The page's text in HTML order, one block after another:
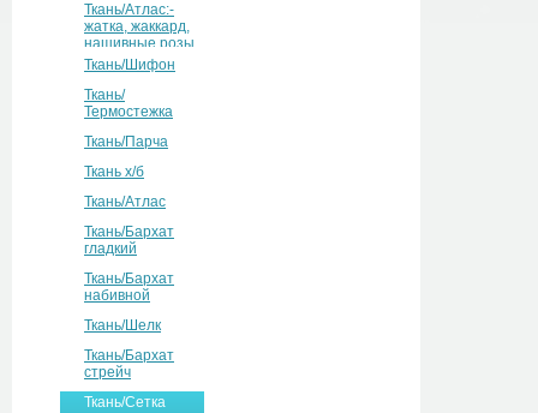
Ткань/Атлас:-
жатка, жаккард,
нашивные розы
Ткань/Шифон
Ткань/
Термостежка
Ткань/Парча
Ткань х/б
Ткань/Атлас
Ткань/Бархат
гладкий
Ткань/Бархат
набивной
Ткань/Шелк
Ткань/Бархат
стрейч
Ткань/Сетка